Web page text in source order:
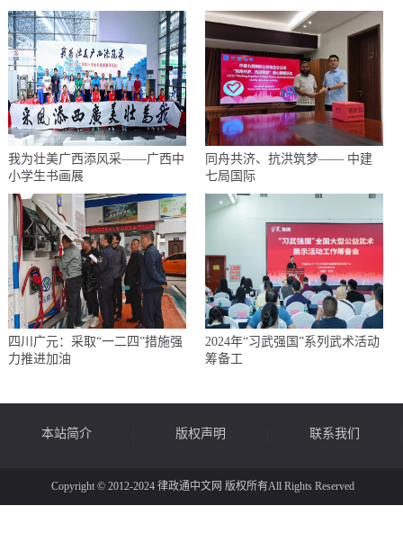
我为壮美广西添风采——广西中
小学生书画展
同舟共济、抗洪筑梦​—— 中建
七局国际
四川广元：采取“一二四”措施强
力推进加油
2024年“习武强国”系列武术活动
筹备工
本站简介 版权声明 联系我们
Copyright © 2012-2024 律政通中文网 版权所有All Rights Reserved